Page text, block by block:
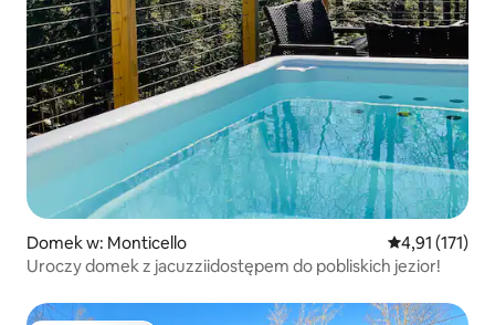
Domek w: Monticello Średnia
4,91 (171)
Uroczy domek z jacuzziidostępem do pobliskich jezior!